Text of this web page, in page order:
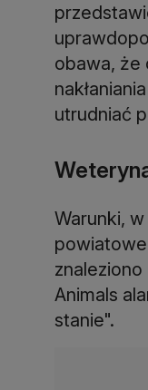
obawa, że
utrudniać
Warunki,
Animals
stanie".